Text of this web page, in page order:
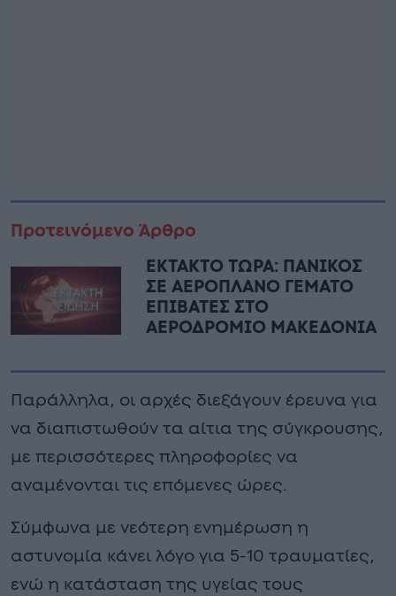
Προτεινόμενο Άρθρο
ΕΚΤΑΚΤΟ ΤΩΡΑ: ΠΑΝΙΚΟΣ
ΣΕ ΑΕΡΟΠΛΑΝΟ ΓΕΜΑΤΟ
ΕΠΙΒΑΤΕΣ ΣΤΟ
ΑΕΡΟΔΡΟΜΙΟ ΜΑΚΕΔΟΝΙΑ
Παράλληλα, οι αρχές διεξάγουν έρευνα για
να διαπιστωθούν τα αίτια της σύγκρουσης,
με περισσότερες πληροφορίες να
αναμένονται τις επόμενες ώρες.
Σύμφωνα με νεότερη ενημέρωση η
αστυνομία κάνει λόγο για 5-10 τραυματίες,
ενώ η κατάσταση της υγείας τους